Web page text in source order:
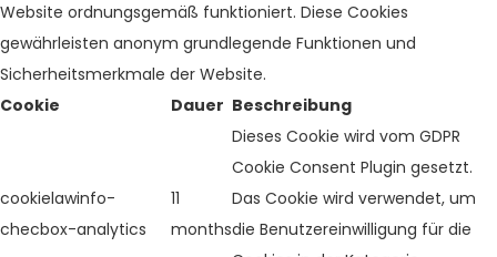
Website ordnungsgemäß funktioniert. Diese Cookies
gewährleisten anonym grundlegende Funktionen und
Sicherheitsmerkmale der Website.
Cookie
Dauer Beschreibung
cookielawinfo-
checbox-analytics
11
months
Dieses Cookie wird vom GDPR
Cookie Consent Plugin gesetzt.
Das Cookie wird verwendet, um
die Benutzereinwilligung für die